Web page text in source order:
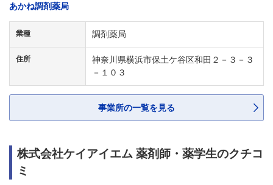
あかね調剤薬局
業種 調剤薬局
住所
神奈川県横浜市保土ケ谷区和田２－３－３
－１０３
事業所の一覧を見る
株式会社ケイアイエム 薬剤師・薬学生のクチコ
ミ